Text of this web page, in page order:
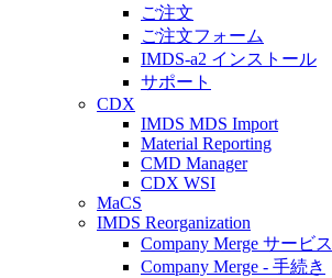
ご注文
ご注文フォーム
IMDS-a2 インストール
サポート
CDX
IMDS MDS Import
Material Reporting
CMD Manager
CDX WSI
MaCS
IMDS Reorganization
Company Merge サービス
Company Merge - 手続き